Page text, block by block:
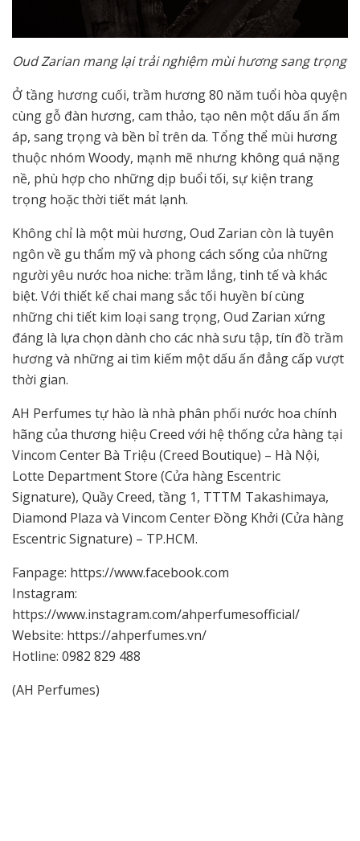
Oud Zarian mang lại trải nghiệm mùi hương sang trọng
Ở tầng hương cuối, trầm hương 80 năm tuổi hòa quyện
cùng gỗ đàn hương, cam thảo, tạo nên một dấu ấn ấm
áp, sang trọng và bền bỉ trên da. Tổng thể mùi hương
thuộc nhóm Woody, mạnh mẽ nhưng không quá nặng
nề, phù hợp cho những dịp buổi tối, sự kiện trang
trọng hoặc thời tiết mát lạnh.
Không chỉ là một mùi hương, Oud Zarian còn là tuyên
ngôn về gu thẩm mỹ và phong cách sống của những
người yêu nước hoa niche: trầm lắng, tinh tế và khác
biệt. Với thiết kế chai mang sắc tối huyền bí cùng
những chi tiết kim loại sang trọng, Oud Zarian xứng
đáng là lựa chọn dành cho các nhà sưu tập, tín đồ trầm
hương và những ai tìm kiếm một dấu ấn đẳng cấp vượt
thời gian.
AH Perfumes tự hào là nhà phân phối nước hoa chính
hãng của thương hiệu Creed với hệ thống cửa hàng tại
Vincom Center Bà Triệu (Creed Boutique) – Hà Nội,
Lotte Department Store (Cửa hàng Escentric
Signature), Quầy Creed, tầng 1, TTTM Takashimaya,
Diamond Plaza và Vincom Center Đồng Khởi (Cửa hàng
Escentric Signature) – TP.HCM.
Fanpage: https://www.facebook.com
Instagram:
https://www.instagram.com/ahperfumesofficial/
Website: https://ahperfumes.vn/
Hotline: 0982 829 488
(AH Perfumes)